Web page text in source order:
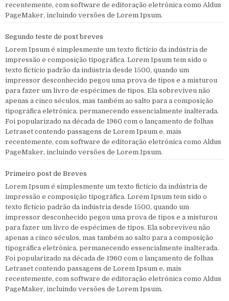
recentemente, com software de editoração eletrônica como Aldus
PageMaker, incluindo versões de Lorem Ipsum.
Segundo teste de post breves
Lorem Ipsum é simplesmente um texto fictício da indústria de
impressão e composição tipográfica. Lorem Ipsum tem sido o
texto fictício padrão da indústria desde 1500, quando um
impressor desconhecido pegou uma prova de tipos e a misturou
para fazer um livro de espécimes de tipos. Ela sobreviveu não
apenas a cinco séculos, mas também ao salto para a composição
tipográfica eletrônica, permanecendo essencialmente inalterada.
Foi popularizado na década de 1960 com o lançamento de folhas
Letraset contendo passagens de Lorem Ipsum e, mais
recentemente, com software de editoração eletrônica como Aldus
PageMaker, incluindo versões de Lorem Ipsum.
Primeiro post de Breves
Lorem Ipsum é simplesmente um texto fictício da indústria de
impressão e composição tipográfica. Lorem Ipsum tem sido o
texto fictício padrão da indústria desde 1500, quando um
impressor desconhecido pegou uma prova de tipos e a misturou
para fazer um livro de espécimes de tipos. Ela sobreviveu não
apenas a cinco séculos, mas também ao salto para a composição
tipográfica eletrônica, permanecendo essencialmente inalterada.
Foi popularizado na década de 1960 com o lançamento de folhas
Letraset contendo passagens de Lorem Ipsum e, mais
recentemente, com software de editoração eletrônica como Aldus
PageMaker, incluindo versões de Lorem Ipsum.